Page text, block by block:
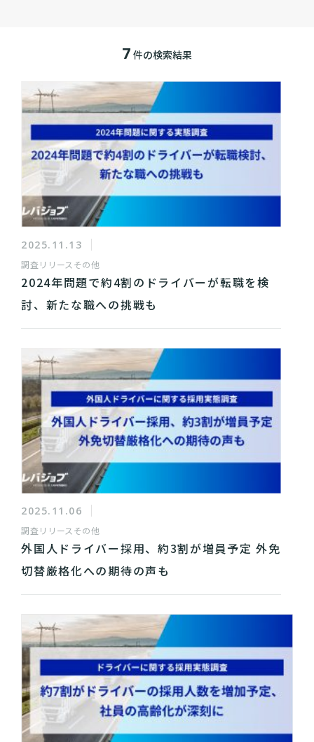
7 件の検索結果
2025.11.13
調査リリース その他
2024年問題で約4割のドライバーが転職を検
討、新たな職への挑戦も
2025.11.06
調査リリース その他
外国人ドライバー採用、約3割が増員予定 外免
切替厳格化への期待の声も